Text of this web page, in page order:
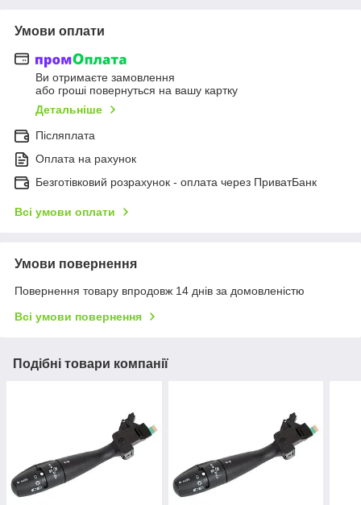
Умови оплати
Ви отримаєте замовлення
або гроші повернуться на вашу картку
Детальніше
Післяплата
Оплата на рахунок
Безготівковий розрахунок - оплата через ПриватБанк
Всі умови оплати
Умови повернення
Повернення товару впродовж 14 днів за домовленістю
Всі умови повернення
Подібні товари компанії